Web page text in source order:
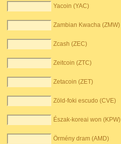
Yacoin (YAC)
Zambian Kwacha (ZMW)
Zcash (ZEC)
Zeitcoin (ZTC)
Zetacoin (ZET)
Zöld-foki escudo (CVE)
Észak-koreai won (KPW)
Örmény dram (AMD)